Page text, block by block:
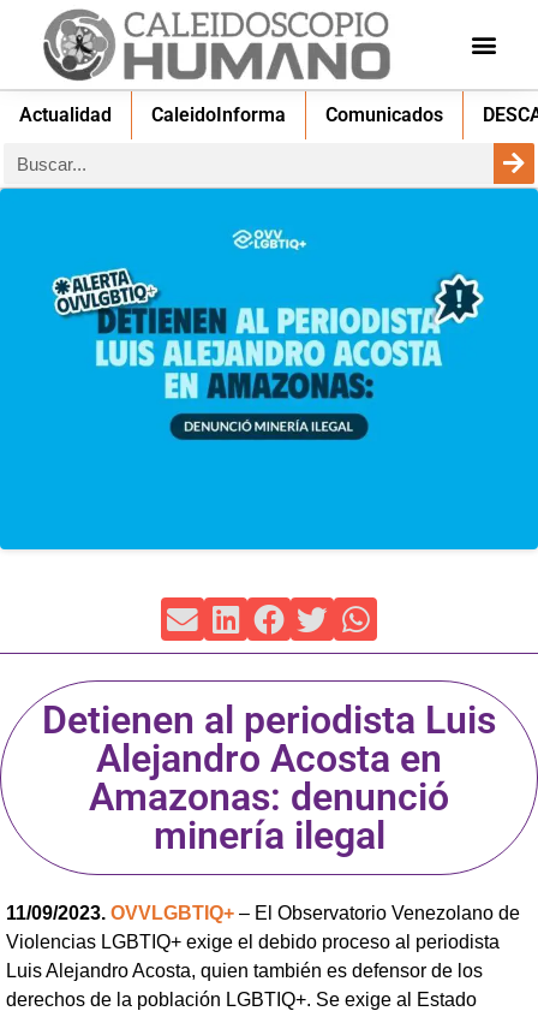
Actualidad CaleidoInforma Comunicados
Detienen al periodista Luis
Alejandro Acosta en
Amazonas: denunció
minería ilegal
11/09/2023. OVVLGBTIQ+ – El Observatorio Venezolano de
Violencias LGBTIQ+ exige el debido proceso al periodista
Luis Alejandro Acosta, quien también es defensor de los
derechos de la población LGBTIQ+. Se exige al Estado